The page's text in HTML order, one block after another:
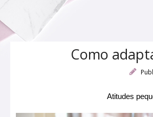
Como
Atitudes